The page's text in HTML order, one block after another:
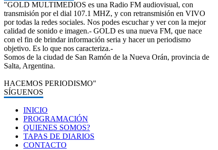
"GOLD MULTIMEDIOS es una Radio FM audiovisual, con
transmisión por el dial 107.1 MHZ, y con retransmisión en VIVO
por todas la redes sociales. Nos podes escuchar y ver con la mejor
calidad de sonido e imagen.- GOLD es una nueva FM, que nace
con el fin de brindar información seria y hacer un periodismo
objetivo. Es lo que nos caracteriza.-
Somos de la ciudad de San Ramón de la Nueva Orán, provincia de
Salta, Argentina.
HACEMOS PERIODISMO"
SÍGUENOS
INICIO
PROGRAMACIÓN
QUIENES SOMOS?
TAPAS DE DIARIOS
CONTACTO